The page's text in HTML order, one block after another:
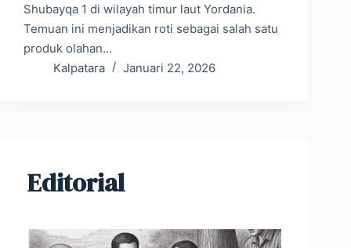
Shubayqa 1 di wilayah timur laut Yordania.
Temuan ini menjadikan roti sebagai salah satu
produk olahan…
Kalpatara
Januari 22, 2026
Editorial